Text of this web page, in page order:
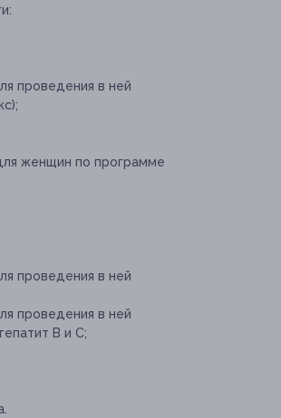
проведения в ней
женщин по программе
проведения в ней
проведения в ней
B и C;